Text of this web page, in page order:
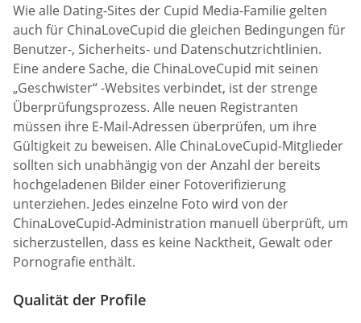
Wie alle Dating-Sites der Cupid Media-Familie gelten
auch für ChinaLoveCupid die gleichen Bedingungen für
Benutzer-, Sicherheits- und Datenschutzrichtlinien.
Eine andere Sache, die ChinaLoveCupid mit seinen
„Geschwister“ -Websites verbindet, ist der strenge
Überprüfungsprozess. Alle neuen Registranten
müssen ihre E-Mail-Adressen überprüfen, um ihre
Gültigkeit zu beweisen. Alle ChinaLoveCupid-Mitglieder
sollten sich unabhängig von der Anzahl der bereits
hochgeladenen Bilder einer Fotoverifizierung
unterziehen. Jedes einzelne Foto wird von der
ChinaLoveCupid-Administration manuell überprüft, um
sicherzustellen, dass es keine Nacktheit, Gewalt oder
Pornografie enthält.
Qualität der Profile